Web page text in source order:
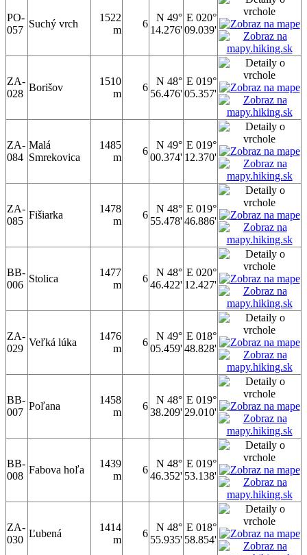
PO-
057
Suchý vrch
1522
m
6
N 49°
14.276'
E 020°
09.039'
ZA-
028
Borišov
1510
m
6
N 48°
56.476'
E 019°
05.357'
ZA-
084
Malá
Smrekovica
1485
m
6
N 49°
00.374'
E 019°
12.370'
ZA-
085
Fišiarka
1478
m
6
N 48°
55.478'
E 019°
46.886'
BB-
006
Stolica
1477
m
6
N 48°
46.422'
E 020°
12.427'
ZA-
029
Veľká lúka
1476
m
6
N 49°
05.459'
E 018°
48.828'
BB-
007
Poľana
1458
m
6
N 48°
38.209'
E 019°
29.010'
BB-
008
Fabova hoľa
1439
m
6
N 48°
46.352'
E 019°
53.138'
ZA-
030
Ľubená
1414
m
6
N 48°
55.935'
E 018°
58.854'